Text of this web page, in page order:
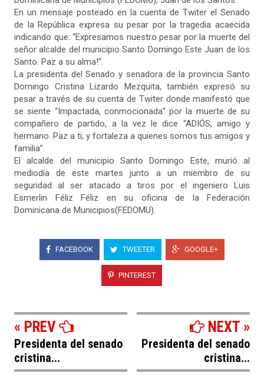
En un mensaje posteado en la cuenta de Twiter el Senado
de la República expresa su pesar por la tragedia acaecida
indicando que: “Expresamos nuestro pesar por la muerte del
señor alcalde del municipio Santo Domingo Este Juan de los
Santo. Paz a su alma!”.
La presidenta del Senado y senadora de la provincia Santo
Domingo Cristina Lizardo Mezquita, también expresó su
pesar a través de su cuenta de Twiter donde manifestó que
se siente “Impactada, conmocionada” por la muerte de su
compañero de partido, a la vez le dice “ADIÓS, amigo y
hermano. Paz a ti; y fortaleza a quienes somos tus amigos y
familia”.
El alcalde del municipio Santo Domingo Este, murió al
mediodía de este martes junto a un miembro de su
seguridad al ser atacado a tiros por el ingeniero Luis
Esmerlin Féliz Féliz en su oficina de la Federación
Dominicana de Municipios(FEDOMU).
FACEBOOK TWEETER GOOGLE+
PINTEREST
« PREV
Presidenta del senado
cristina...
NEXT »
Presidenta del senado
cristina...